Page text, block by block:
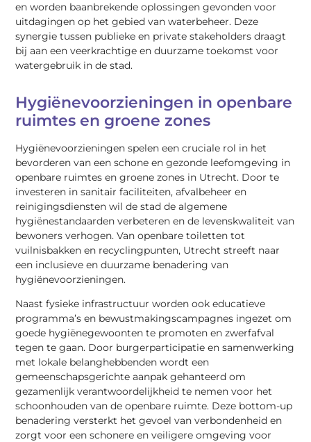
en worden baanbrekende oplossingen gevonden voor
uitdagingen op het gebied van waterbeheer. Deze
synergie tussen publieke en private stakeholders draagt
bij aan een veerkrachtige en duurzame toekomst voor
watergebruik in de stad.
Hygiënevoorzieningen in openbare
ruimtes en groene zones
Hygiënevoorzieningen spelen een cruciale rol in het
bevorderen van een schone en gezonde leefomgeving in
openbare ruimtes en groene zones in Utrecht. Door te
investeren in sanitair faciliteiten, afvalbeheer en
reinigingsdiensten wil de stad de algemene
hygiënestandaarden verbeteren en de levenskwaliteit van
bewoners verhogen. Van openbare toiletten tot
vuilnisbakken en recyclingpunten, Utrecht streeft naar
een inclusieve en duurzame benadering van
hygiënevoorzieningen.
Naast fysieke infrastructuur worden ook educatieve
programma’s en bewustmakingscampagnes ingezet om
goede hygiënegewoonten te promoten en zwerfafval
tegen te gaan. Door burgerparticipatie en samenwerking
met lokale belanghebbenden wordt een
gemeenschapsgerichte aanpak gehanteerd om
gezamenlijk verantwoordelijkheid te nemen voor het
schoonhouden van de openbare ruimte. Deze bottom-up
benadering versterkt het gevoel van verbondenheid en
zorgt voor een schonere en veiligere omgeving voor